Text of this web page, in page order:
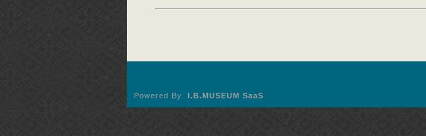
Powered By I.B.MUSEUM SaaS